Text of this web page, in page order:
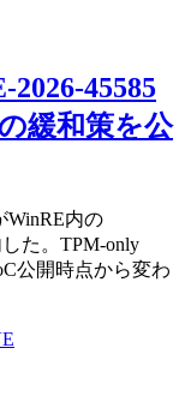
45585
緩和策を公
WinRE内の
た。TPM-only
公開時点から変わ